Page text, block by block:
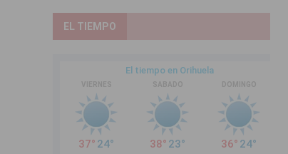
EL TIEMPO